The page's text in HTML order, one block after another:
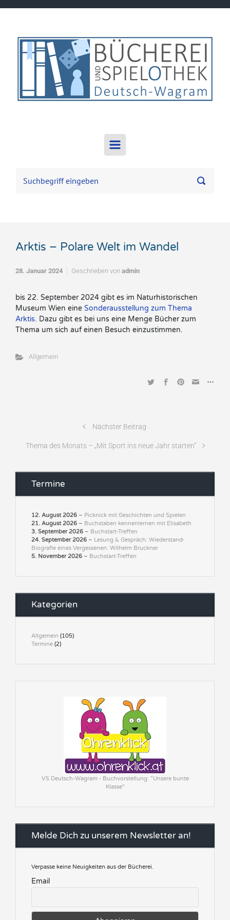
Arktis – Polare Welt im Wandel
28. Januar 2024 Geschrieben von admin
bis 22. September 2024 gibt es im Naturhistorischen
Museum Wien eine Sonderausstellung zum Thema
Arktis. Dazu gibt es bei uns eine Menge Bücher zum
Thema um sich auf einen Besuch einzustimmen.
Allgemein
Nächster Beitrag
Thema des Monats – „Mit Sport ins neue Jahr starten“
Termine
12. August 2026 – Picknick mit Geschichten und Spielen
21. August 2026 – Buchstaben kennenlernen mit Elisabeth
3. September 2026 – Buchstart-Treffen
24. September 2026 – Lesung & Gespräch: Wiederstand-
Biografie eines Vergessenen: Wilhelm Bruckner
5. November 2026 – Buchstart-Treffen
Kategorien
Allgemein (105)
Termine (2)
VS Deutsch-Wagram - Buchvorstellung: "Unsere bunte
Klasse"
Melde Dich zu unserem Newsletter an!
Verpasse keine Neuigkeiten aus der Bücherei.
Email